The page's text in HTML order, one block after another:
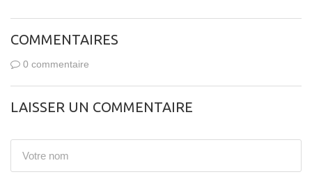
COMMENTAIRES
0 commentaire
LAISSER UN COMMENTAIRE